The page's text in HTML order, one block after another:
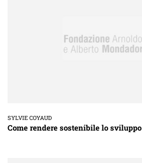
SYLVIE COYAUD
Come rendere sostenibile lo sviluppo